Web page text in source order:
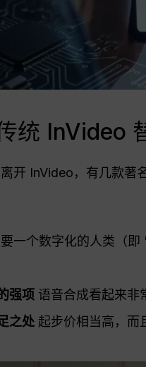
统 InVideo
开 InVideo，有几款著
一个数字化的人类（
强项 语音合成看起来非
之处 起步价相当高，而